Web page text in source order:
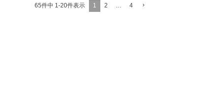
65件中 1-20件表示 1 2 4